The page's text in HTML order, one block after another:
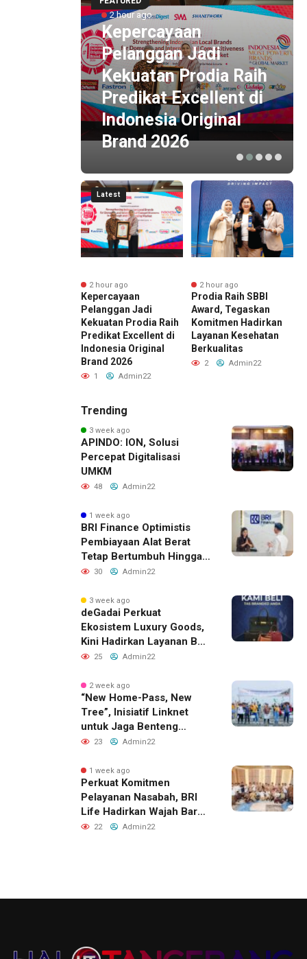
2 hour ago
Kepercayaan
Pelanggan Jadi
Kekuatan Prodia Raih
Predikat Excellent di
Indonesia Original
Brand 2026
Latest
2 hour ago
Kepercayaan
Pelanggan Jadi
Kekuatan Prodia Raih
Predikat Excellent di
Indonesia Original
Brand 2026
1 Admin22
2 hour ago
Prodia Raih SBBI
Award, Tegaskan
Komitmen Hadirkan
Layanan Kesehatan
Berkualitas
2 Admin22
Trending
3 week ago
APINDO: ION, Solusi
Percepat Digitalisasi
UMKM
48 Admin22
1 week ago
BRI Finance Optimistis
Pembiayaan Alat Berat
Tetap Bertumbuh Hingga
Akhir 2026
30 Admin22
3 week ago
deGadai Perkuat
Ekosistem Luxury Goods,
Kini Hadirkan Layanan Beli
Tas, Titip Jual, dan Gadai
25 Admin22
2 week ago
“New Home-Pass, New
Tree”, Inisiatif Linknet
untuk Jaga Benteng
Pesisir dan Masa Depan
23 Admin22
1 week ago
Perkuat Komitmen
Pelayanan Nasabah, BRI
Life Hadirkan Wajah Baru
Kantor Layanan di
22 Admin22